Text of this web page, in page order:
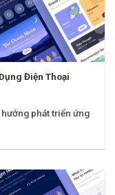
Điện Thoại
phát triển ứng